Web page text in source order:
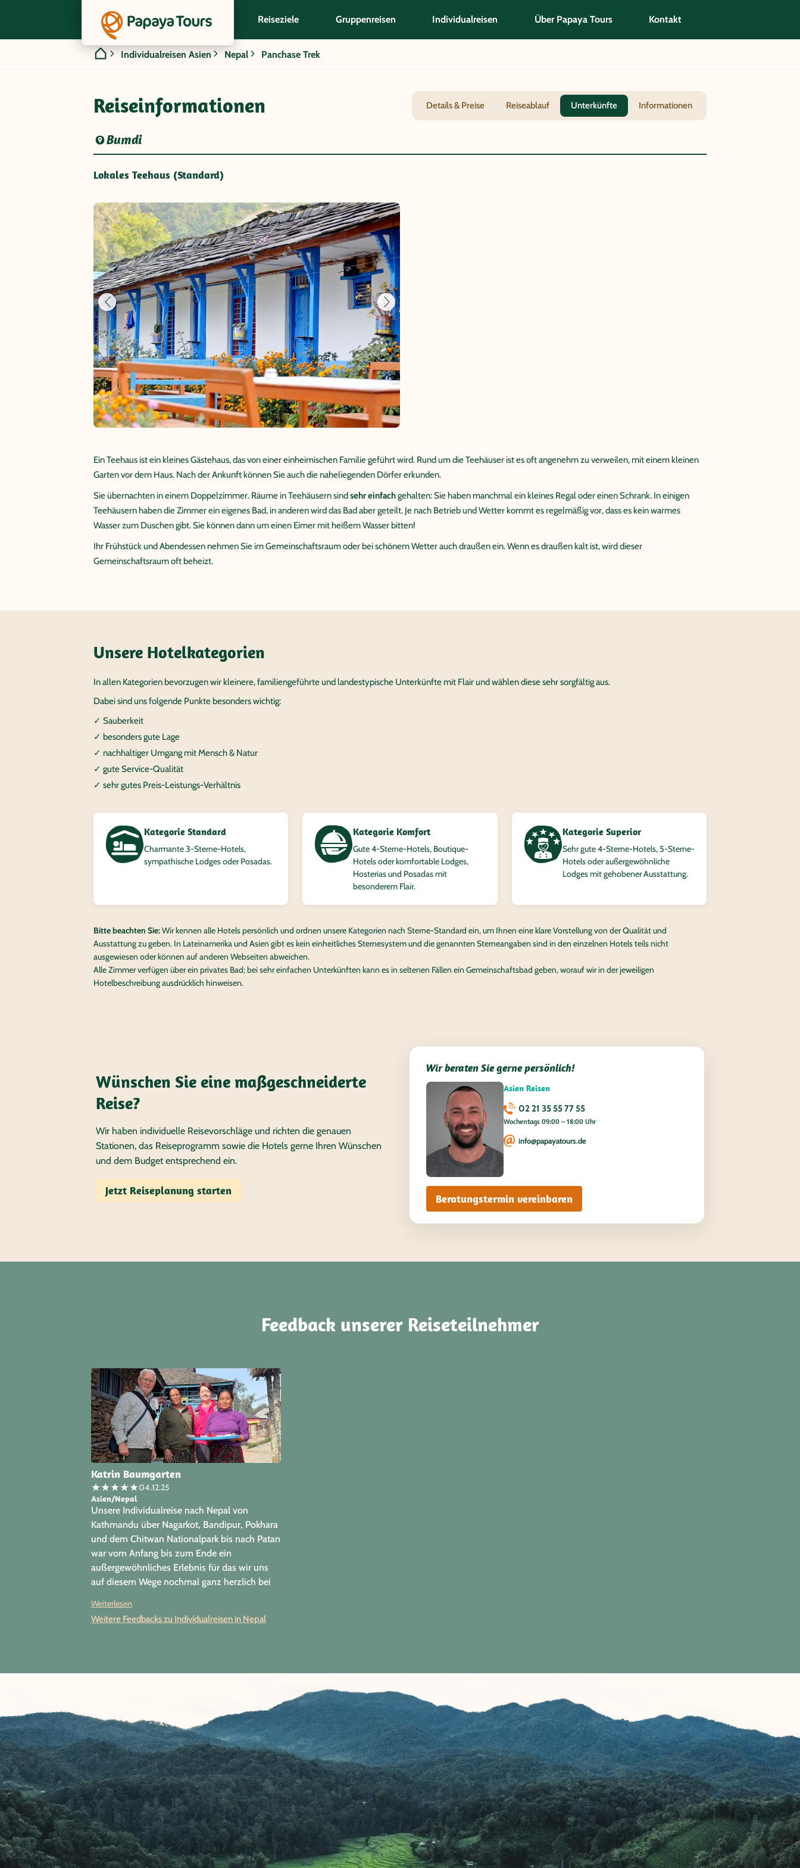
Reiseziele Gruppenreisen Individualreisen Über Papaya Tours Kontakt
Individualreisen Asien Nepal Panchase Trek
Reiseinformationen Details & Preise Reiseablauf Unterkünfte Informationen
Bumdi
Lokales Teehaus (Standard)
Ein Teehaus ist ein kleines Gästehaus, das von einer einheimischen Familie geführt wird. Rund um die Teehäuser ist es oft angenehm zu verweilen, mit einem kleinen
Garten vor dem Haus. Nach der Ankunft können Sie auch die naheliegenden Dörfer erkunden.
Sie übernachten in einem Doppelzimmer. Räume in Teehäusern sindsehr einfachgehalten: Sie haben manchmal ein kleines Regal oder einen Schrank. In einigen
Teehäusern haben die Zimmer ein eigenes Bad, in anderen wird das Bad aber geteilt. Je nach Betrieb und Wetter kommt es regelmäßig vor, dass es kein warmes
Wasser zum Duschen gibt. Sie können dann um einen Eimer mit heißem Wasser bitten!
Ihr Frühstück und Abendessen nehmen Sie im Gemeinschaftsraum oder bei schönem Wetter auch draußen ein. Wenn es draußen kalt ist, wird dieser
Gemeinschaftsraum oft beheizt.
Unsere Hotelkategorien
In allen Kategorien bevorzugen wir kleinere, familiengeführte und landestypische Unterkünfte mit Flair und wählen diese sehr sorgfältig aus.
Dabei sind uns folgende Punkte besonders wichtig:
✓ Sauberkeit
✓ besonders gute Lage
✓ nachhaltiger Umgang mit Mensch & Natur
✓ gute Service-Qualität
✓ sehr gutes Preis-Leistungs-Verhältnis
Kategorie Standard
Charmante 3‑Sterne-Hotels,
sympathische Lodges oder Posadas.
Kategorie Komfort
Gute 4‑Sterne-Hotels, Boutique-
Hotels oder komfortable Lodges,
Hosterias und Posadas mit
besonderem Flair.
Kategorie Superior
Sehr gute 4‑Sterne-Hotels, 5‑Sterne-
Hotels oder außergewöhnliche
Lodges mit gehobener Ausstattung.
Bitte beachten Sie:Wir kennen alle Hotels persönlich und ordnen unsere Kategorien nach Sterne-Standard ein, um Ihnen eine klare Vorstellung von der Qualität und
Ausstattung zu geben. In Lateinamerika und Asien gibt es kein einheitliches Sternesystem und die genannten Sterneangaben sind in den einzelnen Hotels teils nicht
ausgewiesen oder können auf anderen Webseiten abweichen.
Alle Zimmer verfügen über ein privates Bad; bei sehr einfachen Unterkünften kann es in seltenen Fällen ein Gemeinschaftsbad geben, worauf wir in der jeweiligen
Hotelbeschreibung ausdrücklich hinweisen.
Wünschen Sie eine maßgeschneiderte
Reise?
Wir haben individuelle Reisevorschläge und richten die genauen
Stationen, das Reiseprogramm sowie die Hotels gerne Ihren Wünschen
und dem Budget entsprechend ein.
Jetzt Reiseplanung starten
Wir beraten Sie gerne persönlich!
Asien Reisen
02 21 35 55 77 55
Wochentags 09:00 – 18:00 Uhr
info@papayatours.de
Beratungstermin vereinbaren
Feedback unserer Reiseteilnehmer
Katrin Baumgarten
★★★★★04.12.25
Asien/Nepal
Unsere Individualreise nach Nepal von
Kathmandu über Nagarkot, Bandipur, Pokhara
und dem Chitwan Nationalpark bis nach Patan
war vom Anfang bis zum Ende ein
außergewöhnliches Erlebnis für das wir uns
auf diesem Wege nochmal ganz herzlich bei
Planung ( lieben Dank an Frau Nguyen ) bis
zur Reise selbst wurden unsere Erwartungen
Kathmandu und Patan haben uns die Kultur/
Religion des Landes nahegebracht und auf
unseren Wanderungen wurden wir von sehr
engagierten Trekking Guides begleitet. Unser
Fahrer „Gute Laune“ war auch im größten
Verkehrschaos nicht aus der Ruhe zu bringen
und hat uns immer sicher ans Ziel gebracht.
Die Route war perfekt für Nepal Erstbesucher
aufgebaut, Jeden Tag wartete ein neues
Highlight auf uns und im schönen Hotel
„Temple Tree Resort „ in Pokhara konnten wir
Weiterlesen
Weitere Feedbacks zu Individualreisen in Nepal